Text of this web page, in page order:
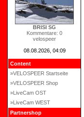
BRISI SG
Kommentare: 0
velospeer
08.08.2026, 04:09
Content
»VELOSPEER Startseite
»VELOSPEER Shop
»LiveCam OST
»LiveCam WEST
Partnershop